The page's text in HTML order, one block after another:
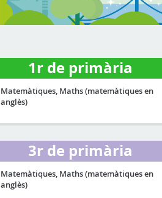
1r de primària
Matemàtiques, Maths (matemàtiques en
anglès)
3r de primària
Matemàtiques, Maths (matemàtiques en
anglès)